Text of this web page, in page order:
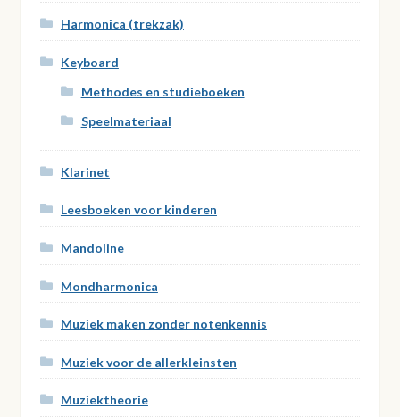
Harmonica (trekzak)
Keyboard
Methodes en studieboeken
Speelmateriaal
Klarinet
Leesboeken voor kinderen
Mandoline
Mondharmonica
Muziek maken zonder notenkennis
Muziek voor de allerkleinsten
Muziektheorie